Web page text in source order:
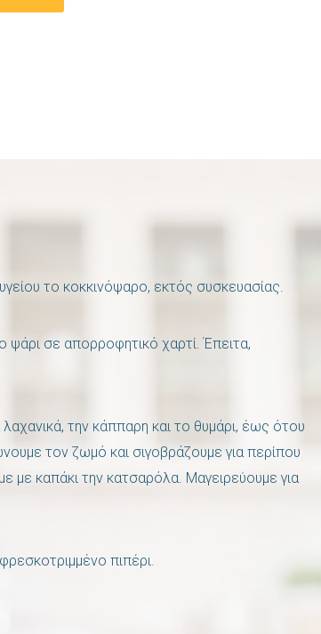
το κοκκινόψαρο, εκτός συσκευασίας.
ψάρι σε απορροφητικό χαρτί. Έπειτα,
την κάππαρη και το θυμάρι, έως ότου
τον ζωμό και σιγοβράζουμε για περίπου
με καπάκι την κατσαρόλα. Μαγειρεύουμε για
πιπέρι.